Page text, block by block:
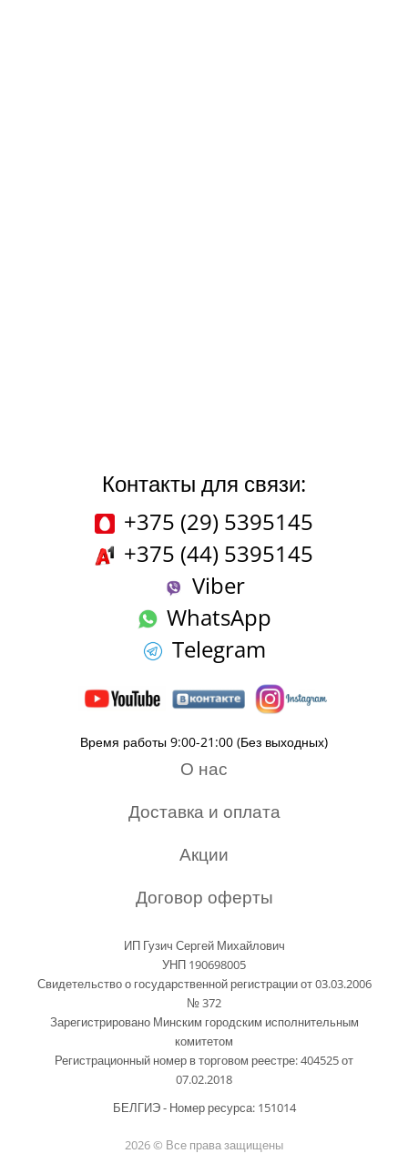
Контакты для связи:
+375 (29) 5395145
+375 (44) 5395145
Viber
WhatsApp
Telegram
Время работы 9:00-21:00 (Без выходных)
О нас
Доставка и оплата
Акции
Договор оферты
ИП Гузич Сергей Михайлович
УНП 190698005
Свидетельство о государственной регистрации от 03.03.2006
№ 372
Зарегистрировано Минским городским исполнительным
комитетом
Регистрационный номер в торговом реестре: 404525 от
07.02.2018
БЕЛГИЭ - Номер ресурса: 151014
2026 © Все права защищены